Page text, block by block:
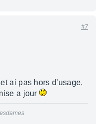
#7
ai pas hors d'usage,
a jour